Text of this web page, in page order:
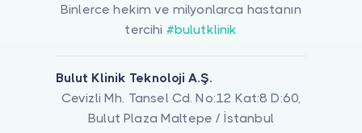
Binlerce hekim ve milyonlarca hastanın
tercihi #bulutklinik
Bulut Klinik Teknoloji A.Ş.
Cevizli Mh. Tansel Cd. No:12 Kat:8 D:60,
Bulut Plaza Maltepe / İstanbul